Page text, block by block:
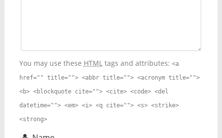
You may use these HTMLtags and attributes: <a
href="" title=""> <abbr title=""> <acronym title="">
<b> <blockquote cite=""> <cite> <code> <del
datetime=""> <em> <i> <q cite=""> <s> <strike>
<strong>